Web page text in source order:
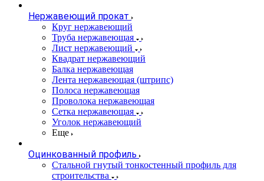
Нержавеющий прокат
Круг нержавеющий
Труба нержавеющая
Лист нержавеющий
Квадрат нержавеющий
Балка нержавеющая
Лента нержавеющая (штрипс)
Полоса нержавеющая
Проволока нержавеющая
Сетка нержавеющая
Уголок нержавеющий
Еще
Оцинкованный профиль
Стальной гнутый тонкостенный профиль для
строительства